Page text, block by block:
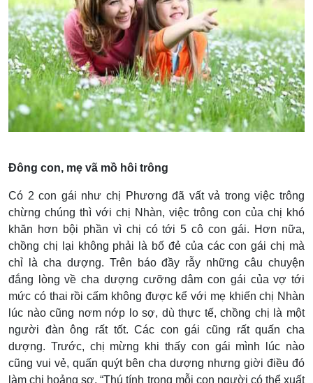
Đông con, mẹ vã mồ hôi trông
Có 2 con gái như chị Phương đã vất vả trong việc trông
chừng chúng thì với chị Nhàn, việc trông con của chị khó
khăn hơn bội phần vì chị có tới 5 cô con gái. Hơn nữa,
chồng chị lại không phải là bố đẻ của các con gái chị mà
chỉ là cha dượng. Trên báo đầy rẫy những câu chuyện
đắng lòng về cha dượng cưỡng dâm con gái của vợ tới
mức có thai rồi cấm không được kể với mẹ khiến chị Nhàn
lúc nào cũng nơm nớp lo sợ, dù thực tế, chồng chị là một
người đàn ông rất tốt. Các con gái cũng rất quấn cha
dượng. Trước, chị mừng khi thấy con gái mình lúc nào
cũng vui vẻ, quấn quýt bên cha dượng nhưng giời điều đó
làm chị hoảng sợ. “Thú tính trong mỗi con người có thể xuất